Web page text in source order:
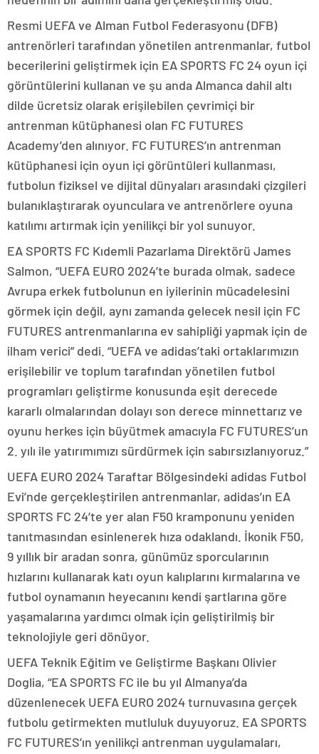
Resmi UEFA ve Alman Futbol Federasyonu (DFB)
antrenörleri tarafından yönetilen antrenmanlar, futbol
becerilerini geliştirmek için EA SPORTS FC 24 oyun içi
görüntülerini kullanan ve şu anda Almanca dahil altı
dilde ücretsiz olarak erişilebilen çevrimiçi bir
antrenman kütüphanesi olan FC FUTURES
Academy’den alınıyor. FC FUTURES’ın antrenman
kütüphanesi için oyun içi görüntüleri kullanması,
futbolun fiziksel ve dijital dünyaları arasındaki çizgileri
bulanıklaştırarak oyunculara ve antrenörlere oyuna
katılımı artırmak için yenilikçi bir yol sunuyor.
EA SPORTS FC Kıdemli Pazarlama Direktörü James
Salmon, “UEFA EURO 2024’te burada olmak, sadece
Avrupa erkek futbolunun en iyilerinin mücadelesini
görmek için değil, aynı zamanda gelecek nesil için FC
FUTURES antrenmanlarına ev sahipliği yapmak için de
ilham verici” dedi. “UEFA ve adidas’taki ortaklarımızın
erişilebilir ve toplum tarafından yönetilen futbol
programları geliştirme konusunda eşit derecede
kararlı olmalarından dolayı son derece minnettarız ve
oyunu herkes için büyütmek amacıyla FC FUTURES’un
2. yılı ile yatırımımızı sürdürmek için sabırsızlanıyoruz.”
UEFA EURO 2024 Taraftar Bölgesindeki adidas Futbol
Evi’nde gerçekleştirilen antrenmanlar, adidas’ın EA
SPORTS FC 24’te yer alan F50 kramponunu yeniden
tanıtmasından esinlenerek hıza odaklandı. İkonik F50,
9 yıllık bir aradan sonra, günümüz sporcularının
hızlarını kullanarak katı oyun kalıplarını kırmalarına ve
futbol oynamanın heyecanını kendi şartlarına göre
yaşamalarına yardımcı olmak için geliştirilmiş bir
teknolojiyle geri dönüyor.
UEFA Teknik Eğitim ve Geliştirme Başkanı Olivier
Doglia, “EA SPORTS FC ile bu yıl Almanya’da
düzenlenecek UEFA EURO 2024 turnuvasına gerçek
futbolu getirmekten mutluluk duyuyoruz. EA SPORTS
FC FUTURES’ın yenilikçi antrenman uygulamaları,